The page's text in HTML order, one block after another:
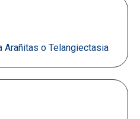
Arañitas o Telangiectasia